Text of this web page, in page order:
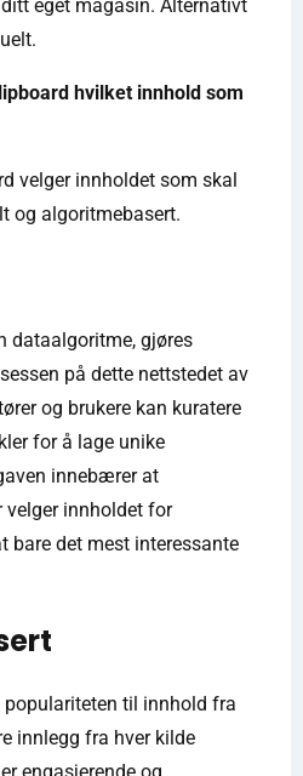
eget magasin. Alternativt
hvilket innhold som
velger innholdet som skal
og algoritmebasert.
dataalgoritme, gjøres
på dette nettstedet av
og brukere kan kuratere
for å lage unike
innebærer at
velger innholdet for
bare det mest interessante
til innhold fra
innlegg fra hver kilde